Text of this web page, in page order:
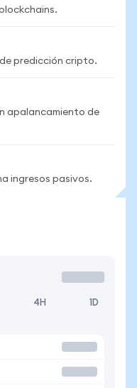
predicción cripto.
apalancamiento de
ingresos pasivos.
4H 1D